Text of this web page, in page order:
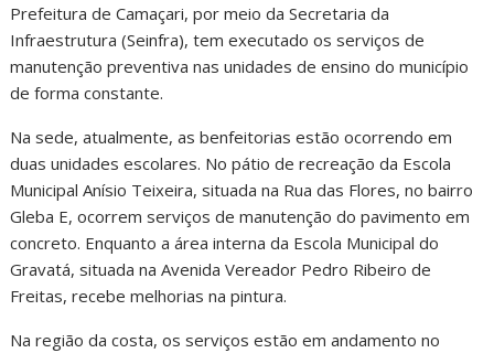
Prefeitura de Camaçari, por meio da Secretaria da
Infraestrutura (Seinfra), tem executado os serviços de
manutenção preventiva nas unidades de ensino do município
de forma constante.
Na sede, atualmente, as benfeitorias estão ocorrendo em
duas unidades escolares. No pátio de recreação da Escola
Municipal Anísio Teixeira, situada na Rua das Flores, no bairro
Gleba E, ocorrem serviços de manutenção do pavimento em
concreto. Enquanto a área interna da Escola Municipal do
Gravatá, situada na Avenida Vereador Pedro Ribeiro de
Freitas, recebe melhorias na pintura.
Na região da costa, os serviços estão em andamento no